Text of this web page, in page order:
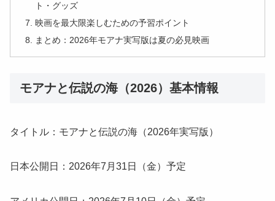
ト・グッズ
映画を最大限楽しむための予習ポイント
まとめ：2026年モアナ実写版は夏の必見映画
モアナと伝説の海（2026）基本情報
タイトル：モアナと伝説の海（2026年実写版）
日本公開日：2026年7月31日（金）予定